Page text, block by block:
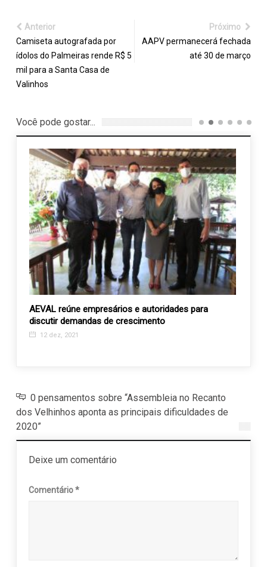
Anterior
Camiseta autografada por
ídolos do Palmeiras rende R$ 5
mil para a Santa Casa de
Valinhos
Próximo
AAPV permanecerá fechada
até 30 de março
Você pode gostar...
AEVAL reúne empresários e autoridades para
discutir demandas de crescimento
12 dez, 2021
0 pensamentos sobre “Assembleia no Recanto
dos Velhinhos aponta as principais dificuldades de
2020”
Deixe um comentário
Comentário*